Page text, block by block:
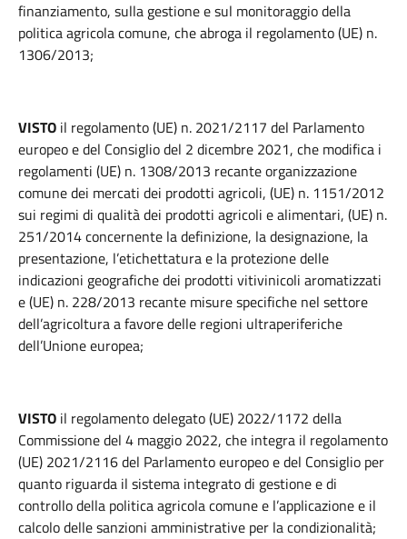
finanziamento, sulla gestione e sul monitoraggio della
politica agricola comune, che abroga il regolamento (UE) n.
1306/2013;
VISTO il regolamento (UE) n. 2021/2117 del Parlamento
europeo e del Consiglio del 2 dicembre 2021, che modifica i
regolamenti (UE) n. 1308/2013 recante organizzazione
comune dei mercati dei prodotti agricoli, (UE) n. 1151/2012
sui regimi di qualità dei prodotti agricoli e alimentari, (UE) n.
251/2014 concernente la definizione, la designazione, la
presentazione, l’etichettatura e la protezione delle
indicazioni geografiche dei prodotti vitivinicoli aromatizzati
e (UE) n. 228/2013 recante misure specifiche nel settore
dell’agricoltura a favore delle regioni ultraperiferiche
dell’Unione europea;
VISTO il regolamento delegato (UE) 2022/1172 della
Commissione del 4 maggio 2022, che integra il regolamento
(UE) 2021/2116 del Parlamento europeo e del Consiglio per
quanto riguarda il sistema integrato di gestione e di
controllo della politica agricola comune e l’applicazione e il
calcolo delle sanzioni amministrative per la condizionalità;